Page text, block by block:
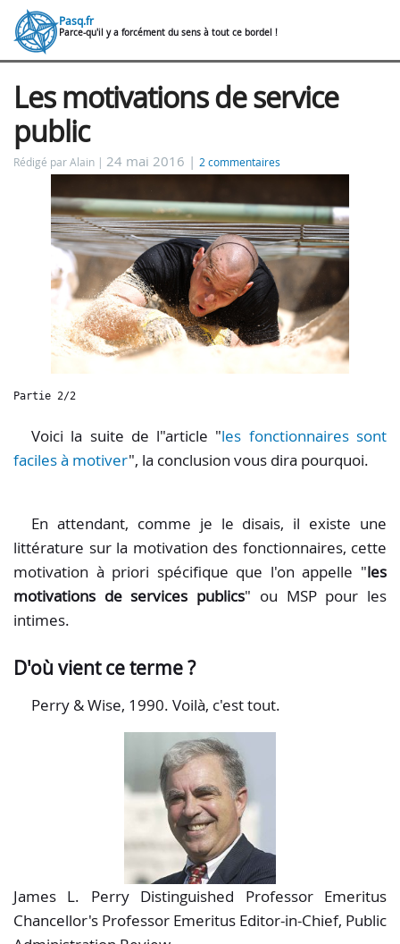
Pasq.fr
Parce-qu'il y a forcément du sens à tout ce bordel !
Les motivations de service
public
Rédigé par Alain 24 mai 2016 | 2 commentaires
Partie 2/2
Voici la suite de l"article "les fonctionnaires sont
faciles à motiver", la conclusion vous dira pourquoi.
En attendant, comme je le disais, il existe une
littérature sur la motivation des fonctionnaires, cette
motivation à priori spécifique que l'on appelle "les
motivations de services publics" ou MSP pour les
intimes.
D'où vient ce terme ?
Perry & Wise, 1990. Voilà, c'est tout.
James L. Perry Distinguished Professor Emeritus
Chancellor's Professor Emeritus Editor-in-Chief, Public